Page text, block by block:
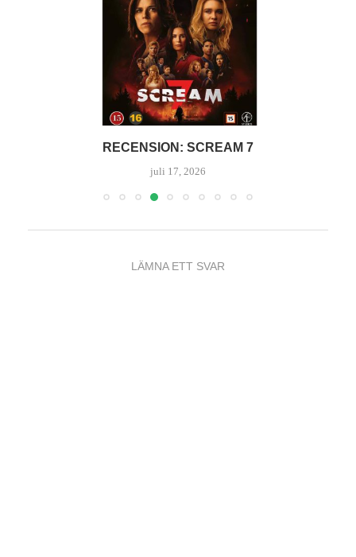
RECENSION: SCREAM 7
juli 17, 2026
LÄMNA ETT SVAR